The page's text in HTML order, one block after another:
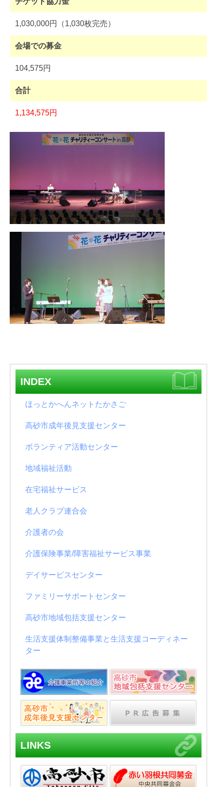
INDEX
ほっとかへんネットたかさご
高砂市成年後見支援センター
ボランティア活動センター
地域福祉活動
在宅福祉サービス
老人クラブ連合会
介護者の会
介護保険事業/障害福祉サービス事業
デイサービスセンター
ファミリーサポートセンター
高砂市地域包括支援センター
生活支援体制整備事業と生活支援コーディネー
ター
LINKS
1,030,000円（1,030枚完売）
会場での募金
104,575円
合計
1,134,575円